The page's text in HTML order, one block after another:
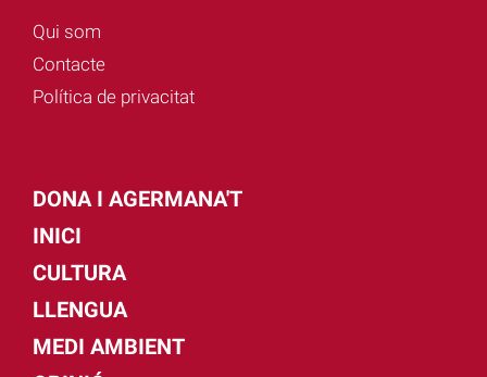
Qui som
Contacte
Política de privacitat
DONA I AGERMANA'T
INICI
CULTURA
LLENGUA
MEDI AMBIENT